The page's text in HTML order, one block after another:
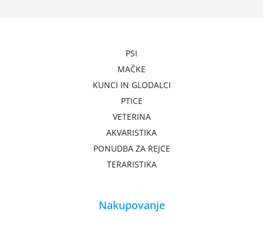
PSI
MAČKE
KUNCI IN GLODALCI
PTICE
VETERINA
AKVARISTIKA
PONUDBA ZA REJCE
TERARISTIKA
Nakupovanje